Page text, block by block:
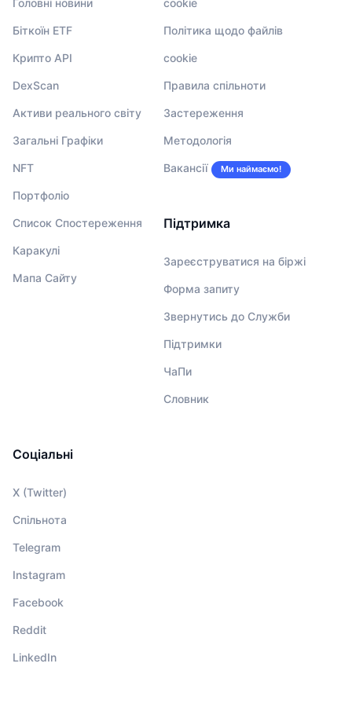
Біткоїн ETF
Крипто API
DexScan
Активи реального світу
Загальні Графіки
NFT
Портфоліо
Список Спостереження
Каракулі
Мапа Сайту
Політика щодо файлів
cookie
Правила спільноти
Застереження
Методологія
Вакансії Ми наймаємо!
Підтримка
Зареєструватися на біржі
Форма запиту
Звернутись до Служби
Підтримки
ЧаПи
Словник
Соціальні
X (Twitter)
Спільнота
Telegram
Instagram
Facebook
Reddit
LinkedIn